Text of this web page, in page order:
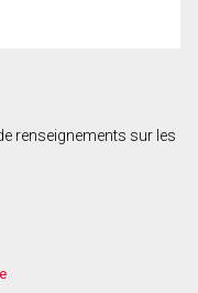
renseignements sur les